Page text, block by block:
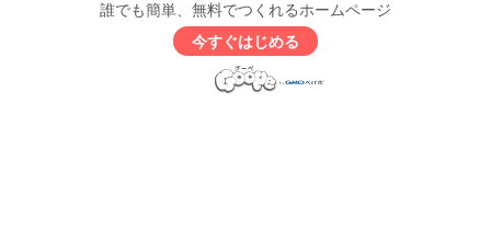
誰でも簡単、無料でつくれるホームページ
今すぐはじめる